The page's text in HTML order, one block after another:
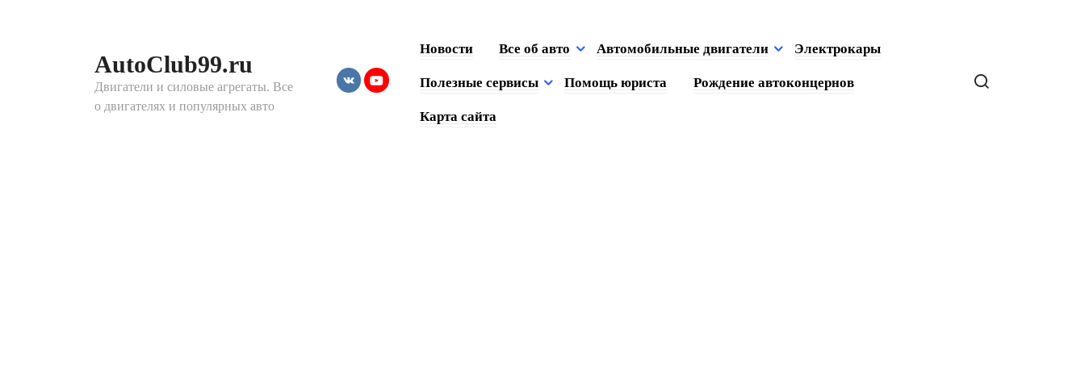
AutoClub99.ru
Двигатели и силовые агрегаты. Все
о двигателях и популярных авто
Новости Все об авто Автомобильные двигатели Электрокары
Полезные сервисы Помощь юриста Рождение автоконцернов
Карта сайта